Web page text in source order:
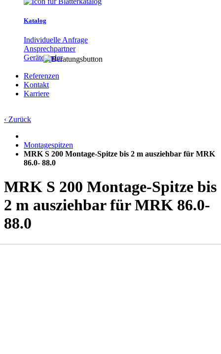
Katalog
Individuelle Anfrage
Ansprechpartner
Gerätefinder
Referenzen
Kontakt
Karriere
‹ Zurück
Montagespitzen
MRK S 200 Montage-Spitze bis 2 m ausziehbar für MRK
86.0- 88.0
MRK S 200 Montage-Spitze bis
2 m ausziehbar für MRK 86.0-
88.0